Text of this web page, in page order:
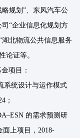
规划”、东风汽车公
“企业信息化规划方
北物流公共信息服务
论证等。
项目：
系统设计与运作模式
；
的需求预测研
上项目，2018-